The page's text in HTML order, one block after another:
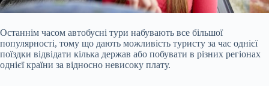
Останнім часом автобусні тури набувають все більшої
популярності, тому що дають можливість туристу за час однієї
поїздки відвідати кілька держав або побувати в різних регіонах
однієї країни за відносно невисоку плату.